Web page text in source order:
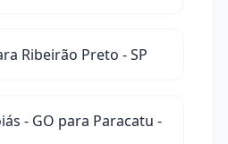
Ribeirão Preto - SP
- GO para Paracatu -